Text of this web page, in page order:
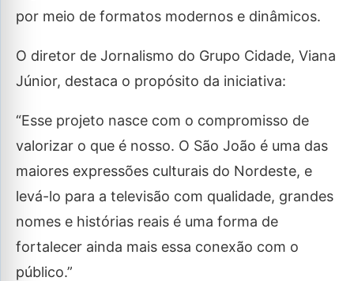
por meio de formatos modernos e dinâmicos.
O diretor de Jornalismo do Grupo Cidade, Viana
Júnior, destaca o propósito da iniciativa:
“Esse projeto nasce com o compromisso de
valorizar o que é nosso. O São João é uma das
maiores expressões culturais do Nordeste, e
levá-lo para a televisão com qualidade, grandes
nomes e histórias reais é uma forma de
fortalecer ainda mais essa conexão com o
público.”